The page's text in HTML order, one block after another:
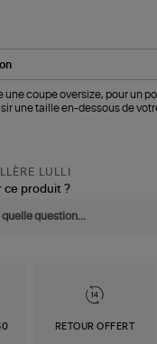
une coupe oversize, pour un
une taille en-dessous de
LULLI
ce produit ?
RETOUR OFFERT